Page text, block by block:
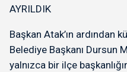
AYRILDIK
Başkan Atak’ın ardından
Belediye Başkanı Dursun
yalnızca bir ilçe